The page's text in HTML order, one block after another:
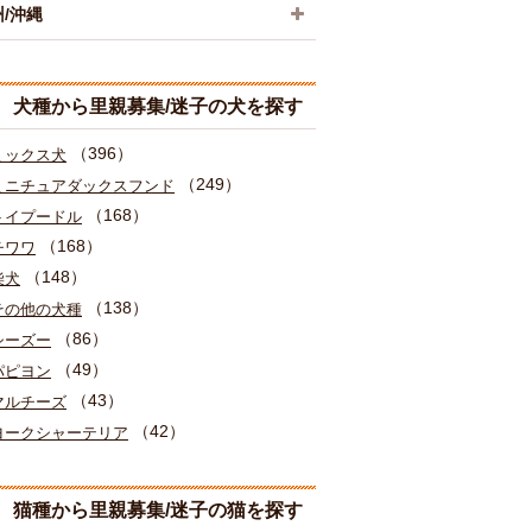
/沖縄
犬種から里親募集/迷子の犬を探す
ックス犬 （396）
ニチュアダックスフンド （249）
イプードル （168）
ワワ （168）
犬 （148）
の他の犬種 （138）
ーズー （86）
ピヨン （49）
ルチーズ （43）
ークシャーテリア （42）
猫種から里親募集/迷子の猫を探す